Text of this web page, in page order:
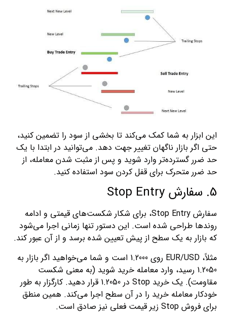
این ابزار به شما کمک می‌کند تا بخشی از سود را تضمین کنید،
حتی اگر بازار ناگهان تغییر جهت دهد. می‌توانید در ابتدا با یک
حد ضرر گسترده‌تر وارد شوید و پس از مثبت شدن معامله، از
حد ضرر متحرک برای قفل کردن سود استفاده کنید.
5. سفارش Stop Entry
سفارش Stop Entry، برای شکار شکست‌های قیمتی و ادامه
روندها طراحی شده است. این دستور تنها زمانی اجرا می‌شود
که بازار به یک سطح از پیش تعیین شده برسد و از آن عبور کند.
مثلاً، EUR/USD روی 1.2000 است و شما می‌خواهید اگر بازار به
1.2050 رسید، وارد معامله خرید شوید (به معنی شکست
مقاومت). یک خرید Stop در 1.2050 قرار دهید. کارگزار به طور
خودکار معامله خرید را در آن سطح اجرا می‌کند. همین منطق
برای فروش Stop زیر قیمت فعلی نیز صادق است.